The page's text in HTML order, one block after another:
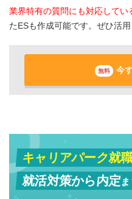
業界特有の質問にも対応してい
たESも作成可能です。ぜひ活
無料 今
キャリアパーク就
就活対策から内定